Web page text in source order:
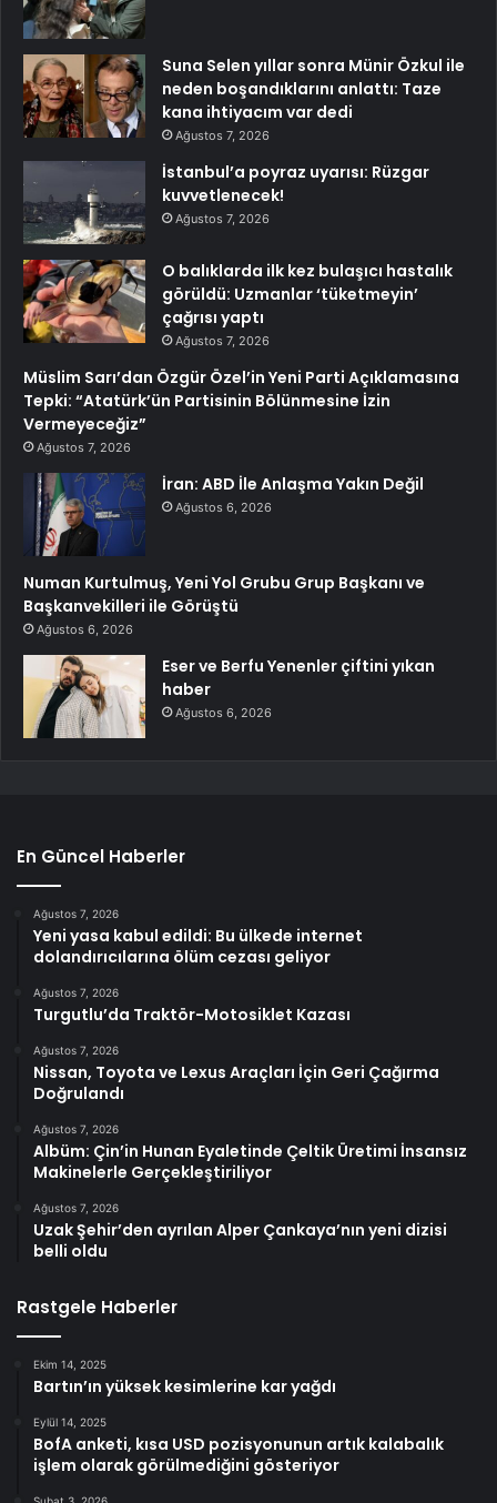
Suna Selen yıllar sonra Münir Özkul ile
neden boşandıklarını anlattı: Taze
kana ihtiyacım var dedi
Ağustos 7, 2026
İstanbul’a poyraz uyarısı: Rüzgar
kuvvetlenecek!
Ağustos 7, 2026
O balıklarda ilk kez bulaşıcı hastalık
görüldü: Uzmanlar ‘tüketmeyin’
çağrısı yaptı
Ağustos 7, 2026
Müslim Sarı’dan Özgür Özel’in Yeni Parti Açıklamasına
Tepki: “Atatürk’ün Partisinin Bölünmesine İzin
Vermeyeceğiz”
Ağustos 7, 2026
İran: ABD İle Anlaşma Yakın Değil
Ağustos 6, 2026
Numan Kurtulmuş, Yeni Yol Grubu Grup Başkanı ve
Başkanvekilleri ile Görüştü
Ağustos 6, 2026
Eser ve Berfu Yenenler çiftini yıkan
haber
Ağustos 6, 2026
En Güncel Haberler
Ağustos 7, 2026
Yeni yasa kabul edildi: Bu ülkede internet
dolandırıcılarına ölüm cezası geliyor
Ağustos 7, 2026
Turgutlu’da Traktör-Motosiklet Kazası
Ağustos 7, 2026
Nissan, Toyota ve Lexus Araçları İçin Geri Çağırma
Doğrulandı
Ağustos 7, 2026
Albüm: Çin’in Hunan Eyaletinde Çeltik Üretimi İnsansız
Makinelerle Gerçekleştiriliyor
Ağustos 7, 2026
Uzak Şehir’den ayrılan Alper Çankaya’nın yeni dizisi
belli oldu
Rastgele Haberler
Ekim 14, 2025
Bartın’ın yüksek kesimlerine kar yağdı
Eylül 14, 2025
BofA anketi, kısa USD pozisyonunun artık kalabalık
işlem olarak görülmediğini gösteriyor